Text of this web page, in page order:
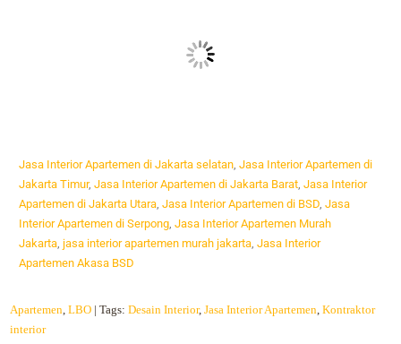
Jasa Interior Apartemen di Jakarta selatan,Jasa Interior Apartemen di
Jakarta Timur,Jasa Interior Apartemen di Jakarta Barat,Jasa Interior
Apartemen di Jakarta Utara,Jasa Interior Apartemen di BSD,Jasa
Interior Apartemen di Serpong, Jasa Interior Apartemen Murah
Jakarta, jasa interior apartemen murah jakarta,Jasa Interior
Apartemen Akasa BSD
Apartemen,LBO | Tags:Desain Interior,Jasa Interior Apartemen,Kontraktor
interior